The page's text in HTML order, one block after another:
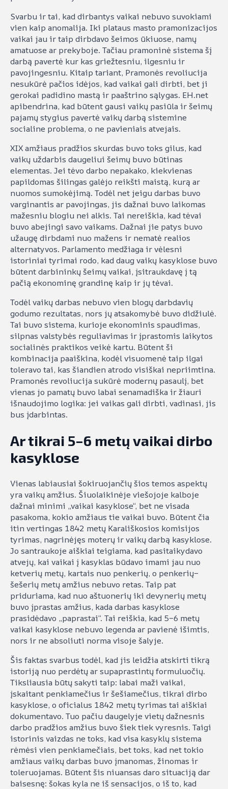
Svarbu ir tai, kad dirbantys vaikai nebuvo suvokiami
vien kaip anomalija. Iki plataus masto pramonizacijos
vaikai jau ir taip dirbdavo šeimos ūkiuose, namų
amatuose ar prekyboje. Tačiau pramoninė sistema šį
darbą pavertė kur kas griežtesniu, ilgesniu ir
pavojingesniu. Kitaip tariant, Pramonės revoliucija
nesukūrė pačios idėjos, kad vaikai gali dirbti, bet ji
gerokai padidino mastą ir paaštrino sąlygas. EH.net
apibendrina, kad būtent gausi vaikų pasiūla ir šeimų
pajamų stygius pavertė vaikų darbą sistemine
socialine problema, o ne pavieniais atvejais.
XIX amžiaus pradžios skurdas buvo toks gilus, kad
vaikų uždarbis daugeliui šeimų buvo būtinas
elementas. Jei tėvo darbo nepakako, kiekvienas
papildomas šilingas galėjo reikšti maistą, kurą ar
nuomos sumokėjimą. Todėl net jeigu darbas buvo
varginantis ar pavojingas, jis dažnai buvo laikomas
mažesniu blogiu nei alkis. Tai nereiškia, kad tėvai
buvo abejingi savo vaikams. Dažnai jie patys buvo
užaugę dirbdami nuo mažens ir nematė realios
alternatyvos. Parlamento medžiaga ir vėlesni
istoriniai tyrimai rodo, kad daug vaikų kasyklose buvo
būtent darbininkų šeimų vaikai, įsitraukdavę į tą
pačią ekonominę grandinę kaip ir jų tėvai.
Todėl vaikų darbas nebuvo vien blogų darbdavių
godumo rezultatas, nors jų atsakomybė buvo didžiulė.
Tai buvo sistema, kurioje ekonominis spaudimas,
silpnas valstybės reguliavimas ir įprastomis laikytos
socialinės praktikos veikė kartu. Būtent ši
kombinacija paaiškina, kodėl visuomenė taip ilgai
toleravo tai, kas šiandien atrodo visiškai nepriimtina.
Pramonės revoliucija sukūrė modernų pasaulį, bet
vienas jo pamatų buvo labai senamadiška ir žiauri
išnaudojimo logika: jei vaikas gali dirbti, vadinasi, jis
bus įdarbintas.
Ar tikrai 5–6 metų vaikai dirbo
kasyklose
Vienas labiausiai šokiruojančių šios temos aspektų
yra vaikų amžius. Šiuolaikinėje viešojoje kalboje
dažnai minimi „vaikai kasyklose“, bet ne visada
pasakoma, kokio amžiaus tie vaikai buvo. Būtent čia
itin vertingas 1842 metų Karališkosios komisijos
tyrimas, nagrinėjęs moterų ir vaikų darbą kasyklose.
Jo santraukoje aiškiai teigiama, kad pasitaikydavo
atvejų, kai vaikai į kasyklas būdavo imami jau nuo
ketverių metų, kartais nuo penkerių, o penkerių–
šešerių metų amžius nebuvo retas. Taip pat
priduriama, kad nuo aštuonerių iki devynerių metų
buvo įprastas amžius, kada darbas kasyklose
prasidėdavo „paprastai“. Tai reiškia, kad 5–6 metų
vaikai kasyklose nebuvo legenda ar pavienė išimtis,
nors ir ne absoliuti norma visoje šalyje.
Šis faktas svarbus todėl, kad jis leidžia atskirti tikrą
istoriją nuo perdėtų ar supaprastintų formuluočių.
Tiksliausia būtų sakyti taip: labai maži vaikai,
įskaitant penkiamečius ir šešiamečius, tikrai dirbo
kasyklose, o oficialus 1842 metų tyrimas tai aiškiai
dokumentavo. Tuo pačiu daugelyje vietų dažnesnis
darbo pradžios amžius buvo šiek tiek vyresnis. Taigi
istorinis vaizdas ne toks, kad visa kasyklų sistema
rėmėsi vien penkiamečiais, bet toks, kad net tokio
amžiaus vaikų darbas buvo įmanomas, žinomas ir
toleruojamas. Būtent šis niuansas daro situaciją dar
baisesnę: šokas kyla ne iš sensacijos, o iš to, kad